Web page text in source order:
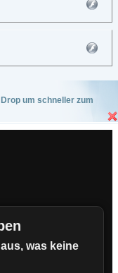
um schneller zum